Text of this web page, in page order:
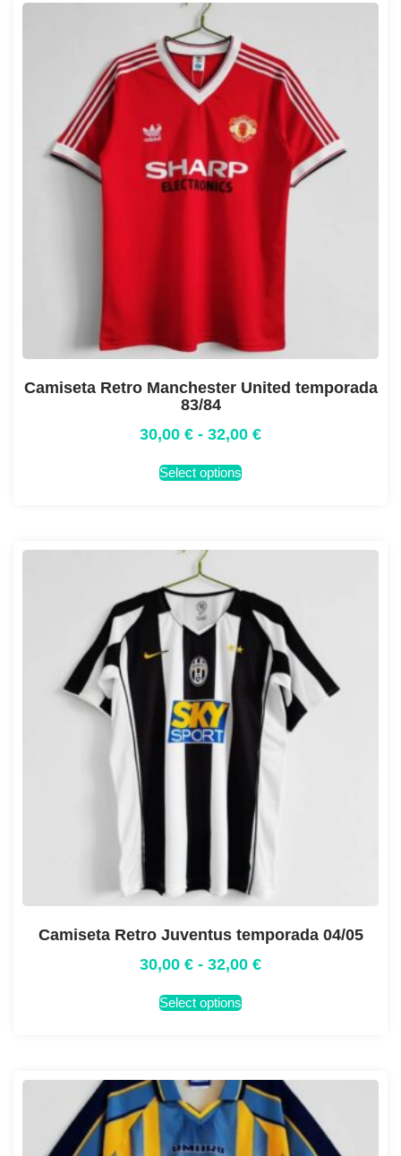
Camiseta Retro Manchester United temporada
83/84
30,00 € - 32,00 €
Select options
Camiseta Retro Juventus temporada 04/05
30,00 € - 32,00 €
Select options